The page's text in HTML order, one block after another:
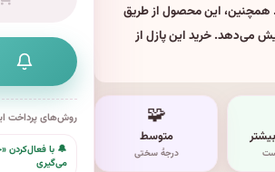
همچنین، این محصول از طریق
می‌دهد. خرید این پازل از
🧩
متوسط
درجهٔ سختی
روش‌های پرداخت
🔔 با فعال‌کردن
می‌گیری